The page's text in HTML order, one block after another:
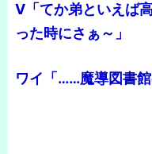
V「てか弟といえば
った時にさぁ～」
ワイ「……魔導図書館